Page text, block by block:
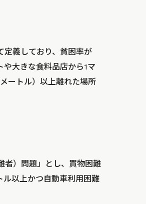
定義しており、貧困率が
大きな食料品店から1マ
ートル）以上離れた場所
者）問題」とし、買物困難
以上かつ自動車利用困難